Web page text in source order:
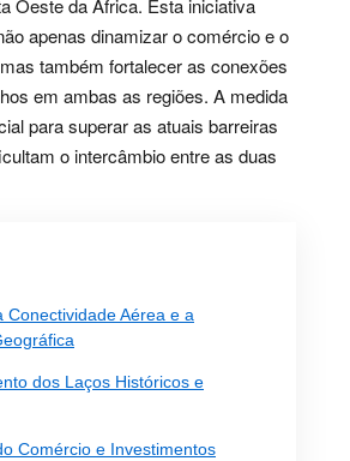
apenas dinamizar o comércio e o
também fortalecer as conexões
em ambas as regiões. A medida
para superar as atuais barreiras
o intercâmbio entre as duas
Conectividade Aérea e a
dos Laços Históricos e
Comércio e Investimentos